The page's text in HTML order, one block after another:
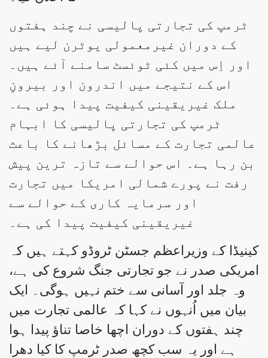
ٹرمپ کی تجارتی پالیسی نے چند ہفتوں
کے دوران غیرمعمولی یوٹرن لیے ہیں
اور اِس میں کئی ٹوئسٹ سامنے آئے ہیں۔
اس کے نتیجے میں اندرون اور بیرونِ
ملک غیریقینی کیفیت پیدا ہوئی ہے۔
ٹرمپ کی تجارتی پالیسی کا ابہام
عالمی تجارت کے مسائل بڑھانے کا باعث
بن رہا ہے۔ اس حوالے سے تازہ ترین پیش
رفت نے پورے شمالی امریکا میں تجارت
اور سرمایہ کاری کے حوالے سے
غیریقینی کیفیت پیدا کی ہے۔
کینیڈا کے وزیراعظم جسٹن ٹروڈو کہتے ہیں کہ
امریکی صدر نے جو تجارتی جنگ شروع کی ہے،
وہ جلد اور آسانی سے ختم نہیں ہوگی۔ ایک
بیان میں اُنہوں نے کہا کہ عالمی تجارت میں
چند ہفتوں کے دوران اچھا خاصا تناؤ پیدا ہوا
ہے اور یہ سب کچھ صدر ٹرمپ کا کیا دھرا